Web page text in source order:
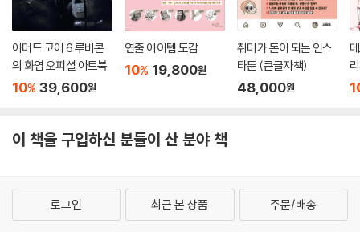
아머드 코어 6 루비콘
의 화염 오피셜 아트북
10% 39,600원
연출 아이템 도감
10% 19,800원
취미가 돈이 되는 인스
타툰 (큰글자책)
48,000원
이 책을 구입하신 분들이 산 분야 책
로그인 최근 본 상품 주문/배송